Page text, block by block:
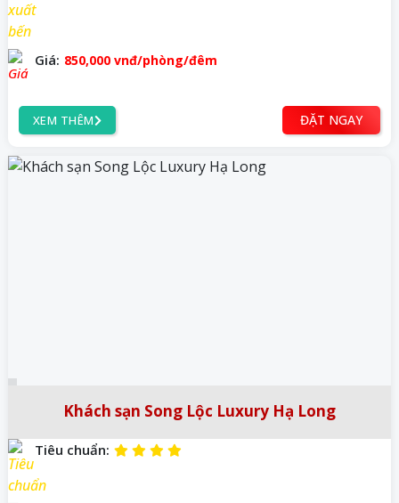
Giá: 850,000 vnđ/phòng/đêm
XEM THÊM ĐẶT NGAY
Khách sạn Song Lộc Luxury Hạ Long
Tiêu chuẩn: